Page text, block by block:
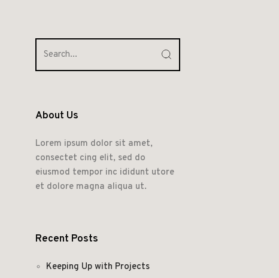
About Us
Lorem ipsum dolor sit amet,
consectet cing elit, sed do
eiusmod tempor inc ididunt utore
et dolore magna aliqua ut.
Recent Posts
Keeping Up with Projects